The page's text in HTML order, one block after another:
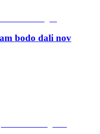
bodo dali nov